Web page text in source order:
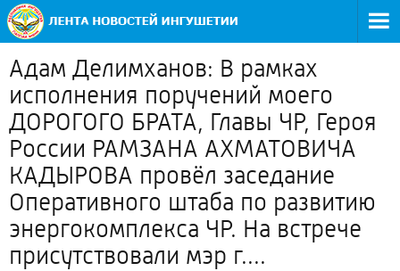
Адам Делимханов: В рамках
исполнения поручений моего
ДОРОГОГО БРАТА, Главы ЧР, Героя
России РАМЗАНА АХМАТОВИЧА
КАДЫРОВА провёл заседание
Оперативного штаба по развитию
энергокомплекса ЧР. На встрече
присутствовали мэр г....